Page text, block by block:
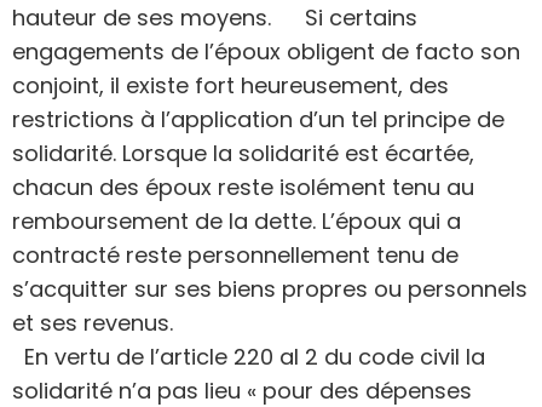
hauteur de ses moyens. Si certains
engagements de l’époux obligent de facto son
conjoint, il existe fort heureusement, des
restrictions à l’application d’un tel principe de
solidarité. Lorsque la solidarité est écartée,
chacun des époux reste isolément tenu au
remboursement de la dette. L’époux qui a
contracté reste personnellement tenu de
s’acquitter sur ses biens propres ou personnels
et ses revenus.
En vertu de l’article 220 al 2 du code civil la
solidarité n’a pas lieu « pour des dépenses